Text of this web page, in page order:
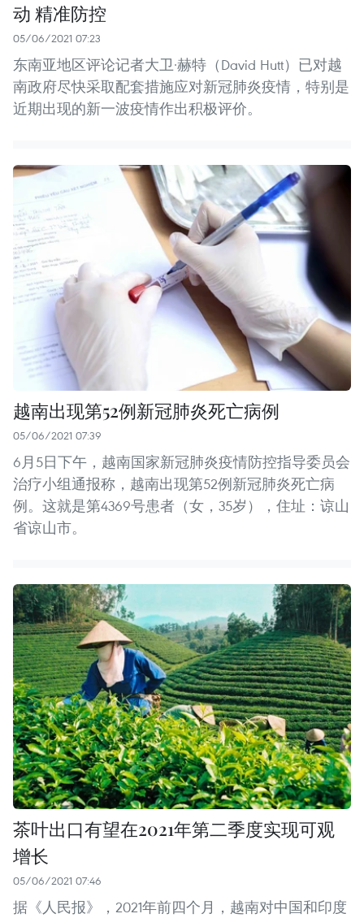
动 精准防控
05/06/2021 07:23
东南亚地区评论记者大卫·赫特（David Hutt）已对越
南政府尽快采取配套措施应对新冠肺炎疫情，特别是
近期出现的新一波疫情作出积极评价。
越南出现第52例新冠肺炎死亡病例
05/06/2021 07:39
6月5日下午，越南国家新冠肺炎疫情防控指导委员会
治疗小组通报称，越南出现第52例新冠肺炎死亡病
例。这就是第4369号患者（女，35岁），住址：谅山
省谅山市。
茶叶出口有望在2021年第二季度实现可观
增长
05/06/2021 07:46
据《人民报》，2021年前四个月，越南对中国和印度